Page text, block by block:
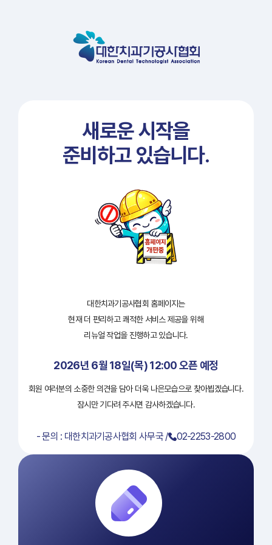
새로운 시작을
준비하고 있습니다.
대한치과기공사협회 홈페이지는
현재 더 편리하고 쾌적한 서비스 제공을 위해
리뉴얼 작업을 진행하고 있습니다.
2026년 6월 18일(목) 12:00 오픈 예정
회원 여러분의 소중한 의견을 담아 더욱 나은모습으로 찾아뵙겠습니다.
잠시만 기다려 주시면 감사하겠습니다.
- 문의 : 대한치과기공사협회 사무국 / 02-2253-2800